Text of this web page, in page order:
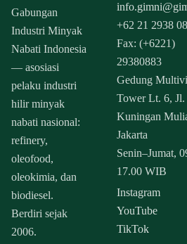
Gabungan
Industri Minyak
Nabati Indonesia
— asosiasi
pelaku industri
hilir minyak
nabati nasional:
refinery,
oleofood,
oleokimia, dan
biodiesel.
Berdiri sejak
2006.
+62 21 2938
Fax: (+6221)
29380883
Gedung
Tower Lt. 6, Jl.
Kuningan
Jakarta
Senin–Jumat,
17.00 WIB
Instagram
YouTube
TikTok